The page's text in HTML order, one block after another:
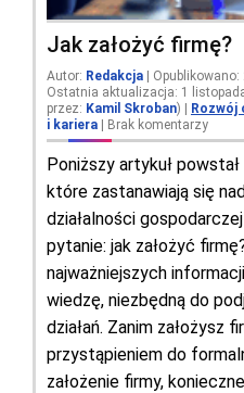
Jak założyć firmę?
Autor: Redakcja |
Ostatnia aktualizacja: 1
przez: Kamil Skroban) Rozwój
i kariera
Brak komentarzy
Poniższy artykuł
które zastanawiają się
działalności
pytanie: jak założyć
najważniejszych
wiedzę, niezbędną do
działań. Zanim założysz
przystąpieniem do
założenie firmy,